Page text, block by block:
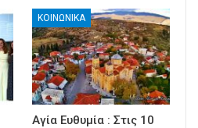
ΚΟΙΝΩΝΙΚΑ
Αγία Ευθυμία : Στις 10